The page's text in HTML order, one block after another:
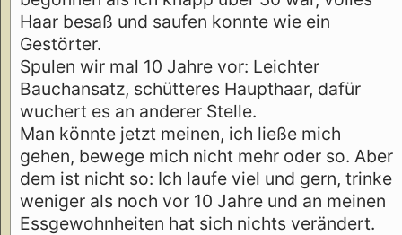
Haar besaß und saufen konnte wie ein
Gestörter.
Spulen wir mal 10 Jahre vor: Leichter
Bauchansatz, schütteres Haupthaar, dafür
wuchert es an anderer Stelle.
Man könnte jetzt meinen, ich ließe mich
gehen, bewege mich nicht mehr oder so. Aber
dem ist nicht so: Ich laufe viel und gern, trinke
weniger als noch vor 10 Jahre und an meinen
Essgewohnheiten hat sich nichts verändert.